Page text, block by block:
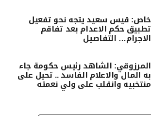
خاص: قيس سعيد يتجه نحو تفعيل
تطبيق حكم الاعدام بعد تفاقم
الاجرام… التفاصيل
المرزوقي: الشاهد رئيس حكومة جاء
به المال والاعلام الفاسد .. تحيل على
منتخبيه وانقلب على ولي نعمته